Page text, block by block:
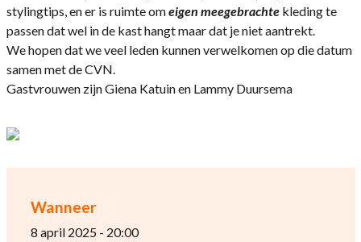
Wanneer
8 april 2025 - 20:00
stylingtips, en er is ruimte omeigen meegebrachte kleding te
passen dat wel in de kast hangt maar dat je niet aantrekt.
We hopen dat we veel leden kunnen verwelkomen op die datum
samen met de CVN.
Gastvrouwen zijn Giena Katuin en Lammy Duursema